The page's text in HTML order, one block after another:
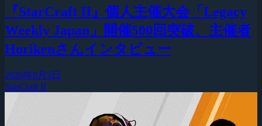
『StarCraft II』個人主催大会「Legacy
Weekly Japan」開催500回突破、主催者
Horikenさんインタビュー
2026年8月5日
StarCraft II